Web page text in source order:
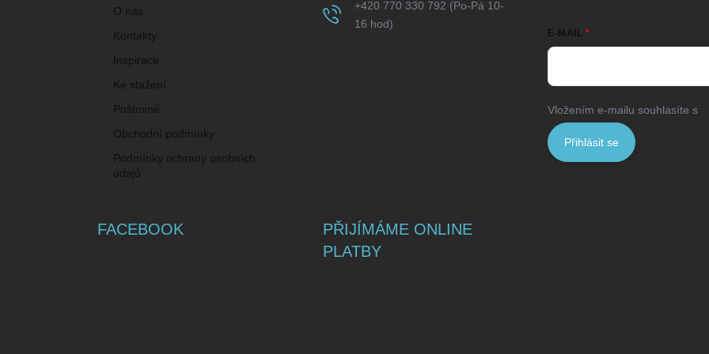
O nás
Kontakty
Inspirace
Ke stažení
Poštovné
Obchodní podmínky
Podmínky ochrany osobních
údajů
+420 770 330 792 (Po-Pá 10-
16 hod)
E-MAIL
Vložením e-mailu souhlasíte s
Přihlásit se
FACEBOOK
PŘIJÍMÁME ONLINE
PLATBY